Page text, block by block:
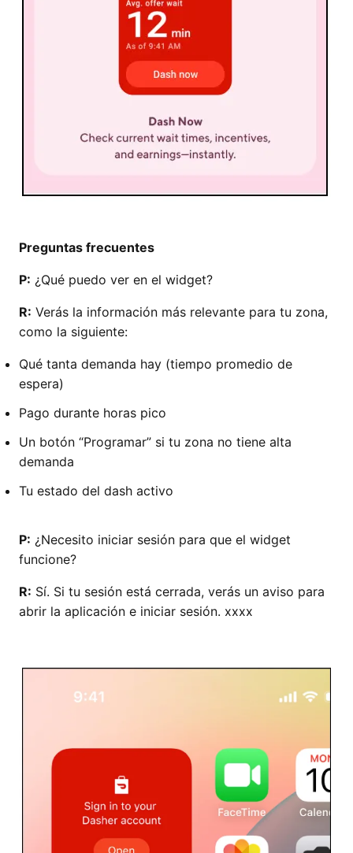
Preguntas frecuentes
P: ¿Qué puedo ver en el widget?
R: Verás la información más relevante para tu zona,
como la siguiente:
Qué tanta demanda hay (tiempo promedio de
espera)
Pago durante horas pico
Un botón “Programar” si tu zona no tiene alta
demanda
Tu estado del dash activo
P: ¿Necesito iniciar sesión para que el widget
funcione?
R: Sí. Si tu sesión está cerrada, verás un aviso para
abrir la aplicación e iniciar sesión. xxxx